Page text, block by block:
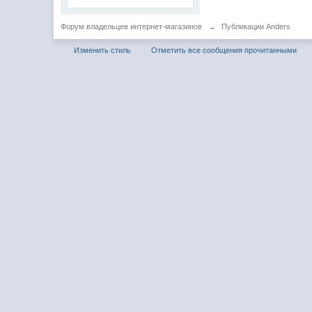
Форум владельцев интернет-магазинов → Публикации Anders
Изменить стиль Отметить все сообщения прочитанными